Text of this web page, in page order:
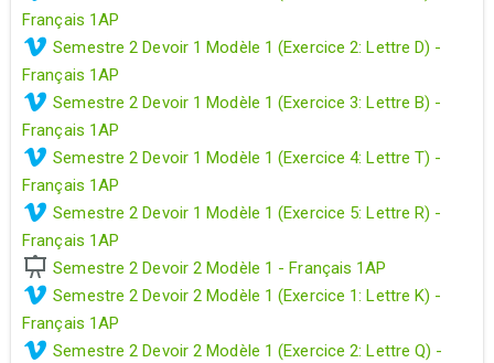
Français 1AP
Semestre 2 Devoir 1 Modèle 1 (Exercice 2: Lettre D) -
Français 1AP
Semestre 2 Devoir 1 Modèle 1 (Exercice 3: Lettre B) -
Français 1AP
Semestre 2 Devoir 1 Modèle 1 (Exercice 4: Lettre T) -
Français 1AP
Semestre 2 Devoir 1 Modèle 1 (Exercice 5: Lettre R) -
Français 1AP
Semestre 2 Devoir 2 Modèle 1 - Français 1AP
Semestre 2 Devoir 2 Modèle 1 (Exercice 1: Lettre K) -
Français 1AP
Semestre 2 Devoir 2 Modèle 1 (Exercice 2: Lettre Q) -